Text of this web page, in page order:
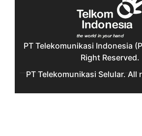
PT Telekomunikasi Indonesia
Right Reserved.
PT Telekomunikasi Selular. All